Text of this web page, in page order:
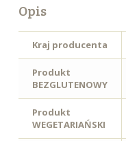
Opis
Kraj producenta
Produkt
BEZGLUTENOWY
Produkt
WEGETARIAŃSKI